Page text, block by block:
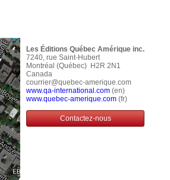
Les Éditions Québec Amérique inc.
7240, rue Saint-Hubert
Montréal (Québec) H2R 2N1
Canada
courrier@quebec-amerique.com
www.qa-international.com (en)
www.quebec-amerique.com (fr)
Contactez-nous